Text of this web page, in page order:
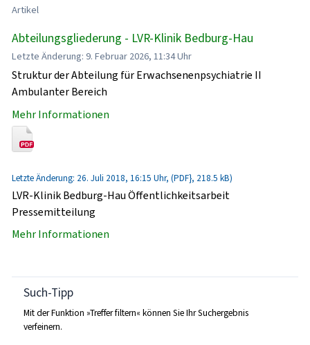
Artikel
Abteilungsgliederung - LVR-Klinik Bedburg-Hau
Letzte Änderung: 9. Februar 2026, 11:34 Uhr
Struktur der Abteilung für Erwachsenenpsychiatrie II
Ambulanter Bereich
Mehr Informationen
Letzte Änderung: 26. Juli 2018, 16:15 Uhr, (PDF}, 218.5 kB)
LVR-Klinik Bedburg-Hau Öffentlichkeitsarbeit
Pressemitteilung
Mehr Informationen
Such-Tipp
Mit der Funktion »Treffer filtern« können Sie Ihr Suchergebnis
verfeinern.